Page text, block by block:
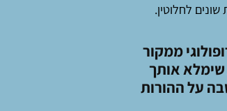
לחלוטין.
ממקור
שימלא אותך
על ההורות